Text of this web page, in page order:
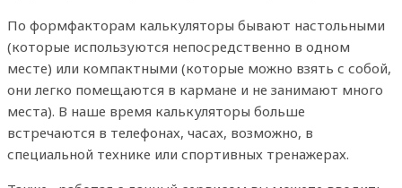
По формфакторам калькуляторы бывают настольными
(которые используются непосредственно в одном
месте) или компактными (которые можно взять с собой,
они легко помещаются в кармане и не занимают много
места). В наше время калькуляторы больше
встречаются в телефонах, часах, возможно, в
специальной технике или спортивных тренажерах.